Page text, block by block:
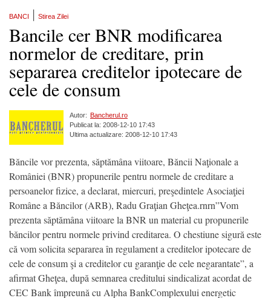
BANCI Stirea Zilei
Bancile cer BNR modificarea
normelor de creditare, prin
separarea creditelor ipotecare de
cele de consum
Autor: Bancherul.ro
Publicat la: 2008-12-10 17:43
Ultima actualizare: 2008-12-10 17:43
Băncile vor prezenta, săptămâna viitoare, Băncii Naţionale a
României (BNR) propunerile pentru normele de creditare a
persoanelor fizice, a declarat, miercuri, preşedintele Asociaţiei
Române a Băncilor (ARB), Radu Graţian Gheţea.rnrn”Vom
prezenta săptămâna viitoare la BNR un material cu propunerile
băncilor pentru normele privind creditarea. O chestiune sigură este
că vom solicita separarea în regulament a creditelor ipotecare de
cele de consum şi a creditelor cu garanţie de cele negarantate”, a
afirmat Gheţea, după semnarea creditului sindicalizat acordat de
CEC Bank împreună cu Alpha BankComplexului energetic